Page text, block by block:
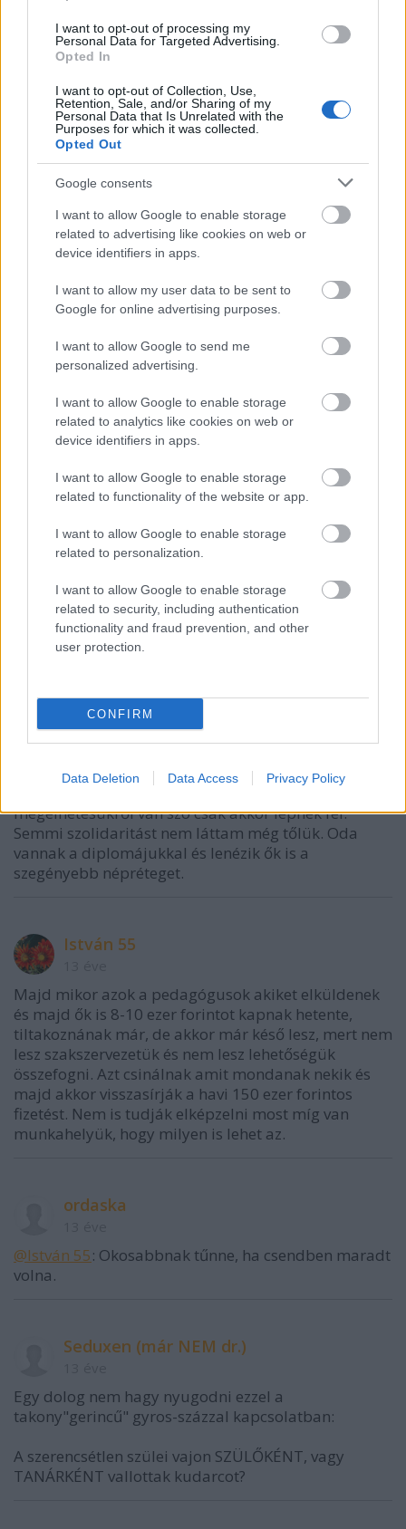
I want to opt-out of processing my
Personal Data for Targeted Advertising.
Opted In
I want to opt-out of Collection, Use,
Retention, Sale, and/or Sharing of my
Personal Data that Is Unrelated with the
Purposes for which it was collected.
Opted Out
Google consents
I want to allow Google to enable storage
related to advertising like cookies on web or
device identifiers in apps.
I want to allow my user data to be sent to
Google for online advertising purposes.
I want to allow Google to send me
personalized advertising.
I want to allow Google to enable storage
related to analytics like cookies on web or
device identifiers in apps.
I want to allow Google to enable storage
related to functionality of the website or app.
I want to allow Google to enable storage
related to personalization.
I want to allow Google to enable storage
related to security, including authentication
functionality and fraud prevention, and other
user protection.
CONFIRM
Data Deletion Data Access Privacy Policy
kezembe. De kérdem én gondoljanak csak bele
hányan élnek kevesebb ( vagy semmi) fizetésből mint
önök?? Ezeknek az embereknek a gyermekeit tanítják
!!! Minden nap kapcsolatban vannak a szüleikkel,
ismerik a problémákat és maguk hittek ennek a
kormánynak is ?? Most itt az idő, hogy végre
kiálljanak magukért csak kellene egy kis összefogás.
Nem azt kell nézni, hogy melyik párt tagja valaki
hanem azt, hogy egy a céljuk. Még van egy kis idő
huszonharmadikáig !!!! Oszt annyi:-))
mzoltán
13 éve
korszak (2002-2006) legnagyobb adósságnövelő
tételeit (50%-os közalkalmazotti béremelés és 13.
havi nyugdíj 2002-ben, 5%-os áfacsökkentés 2005-
ben) a Fidesz ellenzékből mind megszavazta! És ha
nem vezetik be az egykulcsos adót 2010-ben, akkor
nem hiányozna minden évben a bevételi oldalról 5-
600 milliárd.
mzoltán
@bm613: Bocs, az előző komment Neked ment...
Sajnos azt kell mondanom, hogy a pedagógusok
megérdemlik amit kapnak mert nekik kellett volna
saját boldogulásukat nézték. Eddig az értelmiségnek
megélhetésükről van szó csak akkor lépnek fel.
Semmi szolidaritást nem láttam még tőlük. Oda
vannak a diplomájukkal és lenézik ők is a
szegényebb népréteget.
István 55
Majd mikor azok a pedagógusok akiket elküldenek
és majd ők is 8-10 ezer forintot kapnak hetente,
tiltakoznának már, de akkor már késő lesz, mert nem
lesz szakszervezetük és nem lesz lehetőségük
összefogni. Azt csinálnak amit mondanak nekik és
majd akkor visszasírják a havi 150 ezer forintos
fizetést. Nem is tudják elképzelni most míg van
munkahelyük, hogy milyen is lehet az.
ordaska
@István 55: Okosabbnak tűnne, ha csendben maradt
volna.
Seduxen (már NEM dr.)
Egy dolog nem hagy nyugodni ezzel a
takony"gerincű" gyros-százzal kapcsolatban:
A szerencsétlen szülei vajon SZÜLŐKÉNT, vagy
TANÁRKÉNT vallottak kudarcot?